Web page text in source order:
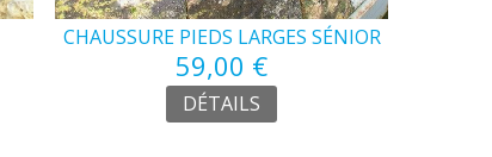
CHAUSSURE PIEDS LARGES SÉNIOR
59,00 €
DÉTAILS